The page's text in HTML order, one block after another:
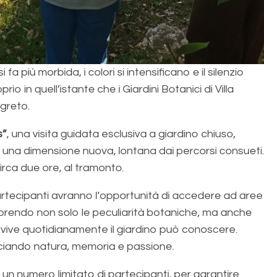
fa più morbida, i colori si intensificano e il silenzio
in quell’istante che i Giardini Botanici di Villa
, una visita guidata esclusiva a giardino chiuso,
dimensione nuova, lontana dai percorsi consueti.
due ore, al tramonto.
avranno l’opportunità di accedere ad aree
non solo le peculiarità botaniche, ma anche
quotidianamente il giardino può conoscere.
natura, memoria e passione.
numero limitato di partecipanti, per garantire